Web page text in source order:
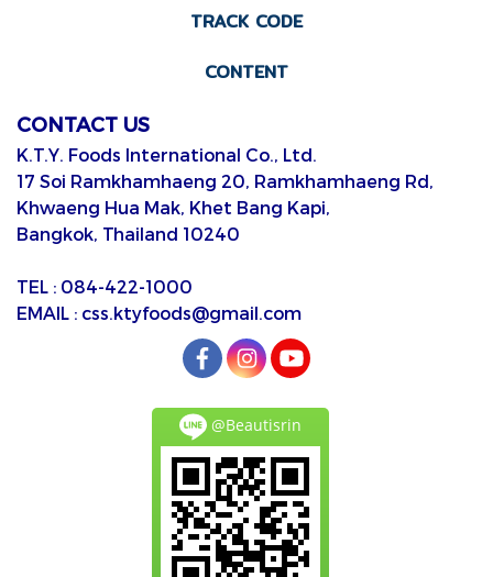
TRACK CODE
CONTENT
CONTACT US
K.T.Y. Foods International Co., Ltd.
17 Soi Ramkhamhaeng 20, Ramkhamhaeng Rd,
Khwaeng Hua Mak, Khet Bang Kapi,
Bangkok, Thailand 10240
TEL : 084-422-1000
EMAIL : css.ktyfoods@gmail.com
@Beautisrin